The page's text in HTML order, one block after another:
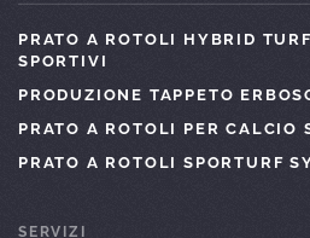
PRATO A ROTOLI HYBRID
SPORTIVI
PRODUZIONE TAPPETO
PRATO A ROTOLI PER CALCIO
PRATO A ROTOLI SPORTURF
SERVIZI